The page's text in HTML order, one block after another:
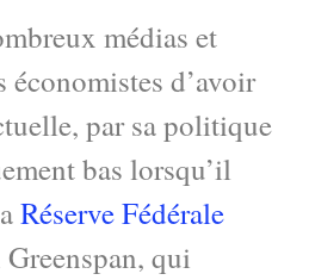
médias et
économistes d’avoir
par sa politique
bas lorsqu’il
Réserve Fédérale
qui